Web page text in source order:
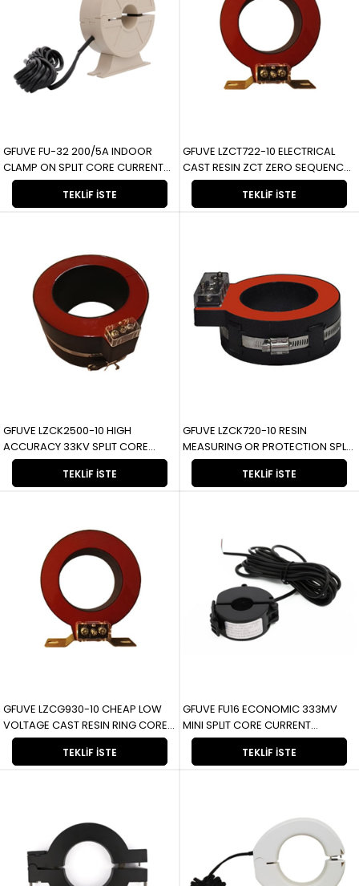
TEKLIF İSTE
GFUVE FU-32 200/5A INDOOR
CLAMP ON SPLIT CORE CURRENT
TRANSFORMER CT FU-32 200/5A
BÖLÜNMÜŞ ÇEKIRDEKLI AKIM
TEKLIF İSTE
GFUVE LZCT722-10 ELECTRICAL
CAST RESIN ZCT ZERO SEQUENCE
CURRENT TRANSFORMER
LZCT722-10 ELEKTRİK DÖKÜM
TEKLIF İSTE
GFUVE LZCK2500-10 HIGH
ACCURACY 33KV SPLIT CORE
ZERO PHASE CURRENT
TRANSFORMERLZCK2500-10
AKIM TRANSFORMATÖRLERİ
TEKLIF İSTE
GFUVE LZCK720-10 RESIN
MEASURING OR PROTECTION SPLIT
CORE DRY TYPE CTS LZCK720-10
REÇİNELİ ÖLÇÜM VEYA KORUMA
TEKLIF İSTE
GFUVE LZCG930-10 CHEAP LOW
VOLTAGE CAST RESIN RING CORE
CURRENT TRANSFORMER
LZCG930-10 UCUZ ALÇAK GERİLİM
TEKLIF İSTE
GFUVE FU16 ECONOMIC 333MV
MINI SPLIT CORE CURRENT
TRANSFORMER FOR METER FU16
EKONOMİK 333MV MİNİ